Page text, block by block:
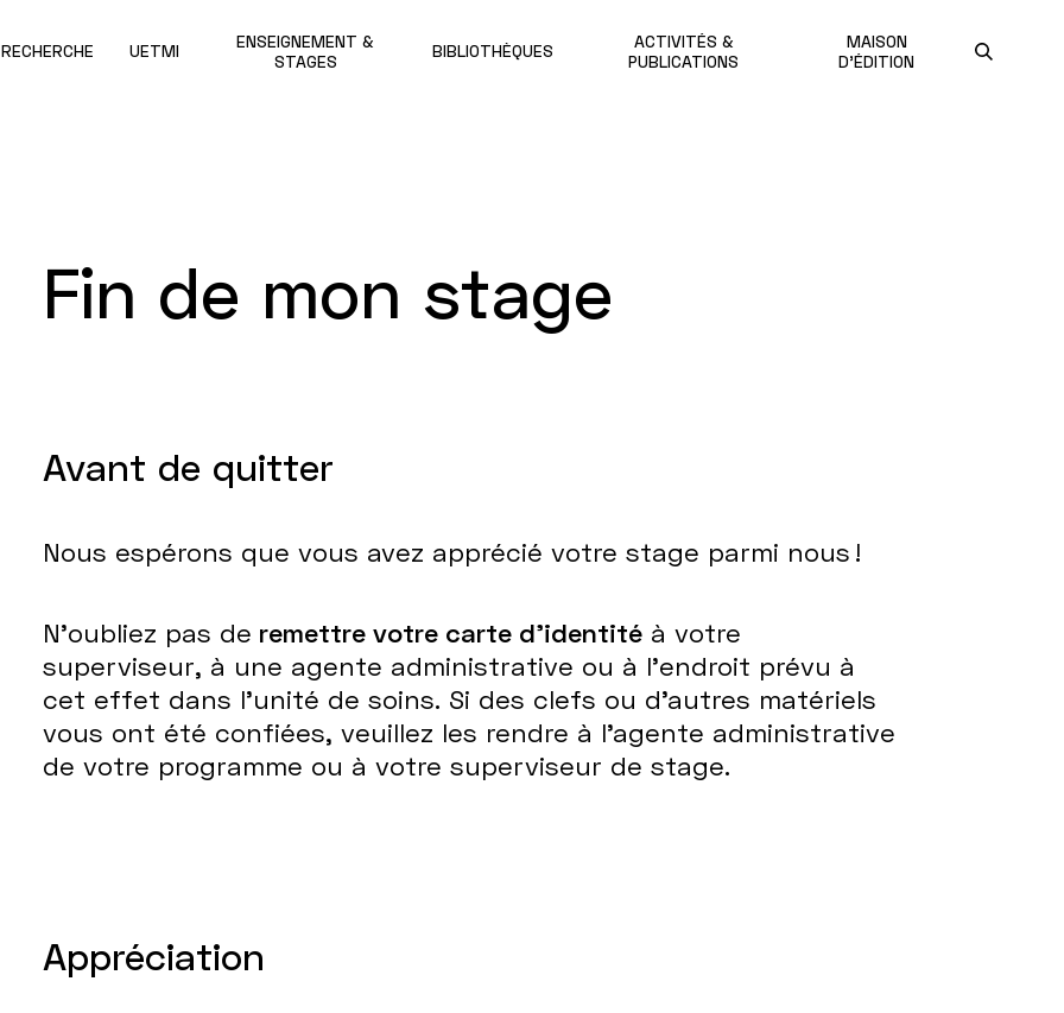
RECHERCHE UETMI
ENSEIGNEMENT &
STAGES
BIBLIOTHÈQUES
ACTIVITÉS &
PUBLICATIONS
MAISON
D'ÉDITION
Fin de mon stage
Avant de quitter
Nous espérons que vous avez apprécié votre stage parmi nous !
N’oubliez pas de remettre votre carte d’identitéà votre
superviseur, à une agente administrative ou à l’endroit prévu à
cet effet dans l’unité de soins. Si des clefs ou d’autres matériels
vous ont été confiées, veuillez les rendre à l’agente administrative
de votre programme ou à votre superviseur de stage.
Appréciation